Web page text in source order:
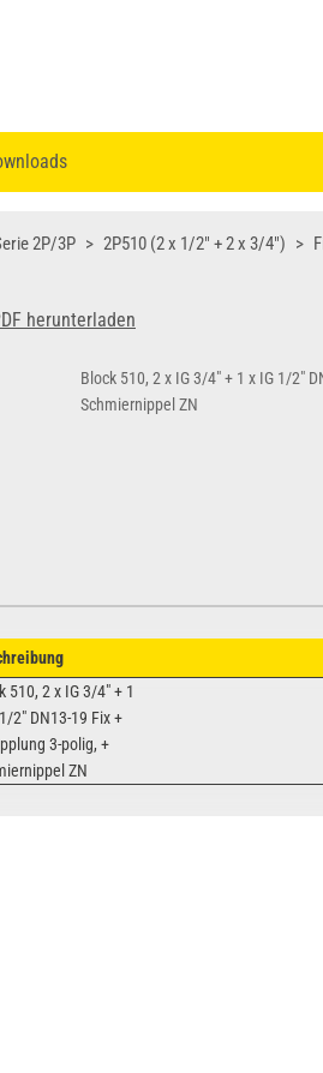
2P/3P 2P510 (2 x 1/2" + 2 x 3/4")
herunterladen
Block 510, 2 x IG 3/4" + 1 x IG 1/2"
Schmiernippel ZN
510, 2 x IG 3/4" + 1
2" DN13-19 Fix +
3-polig, +
ZN